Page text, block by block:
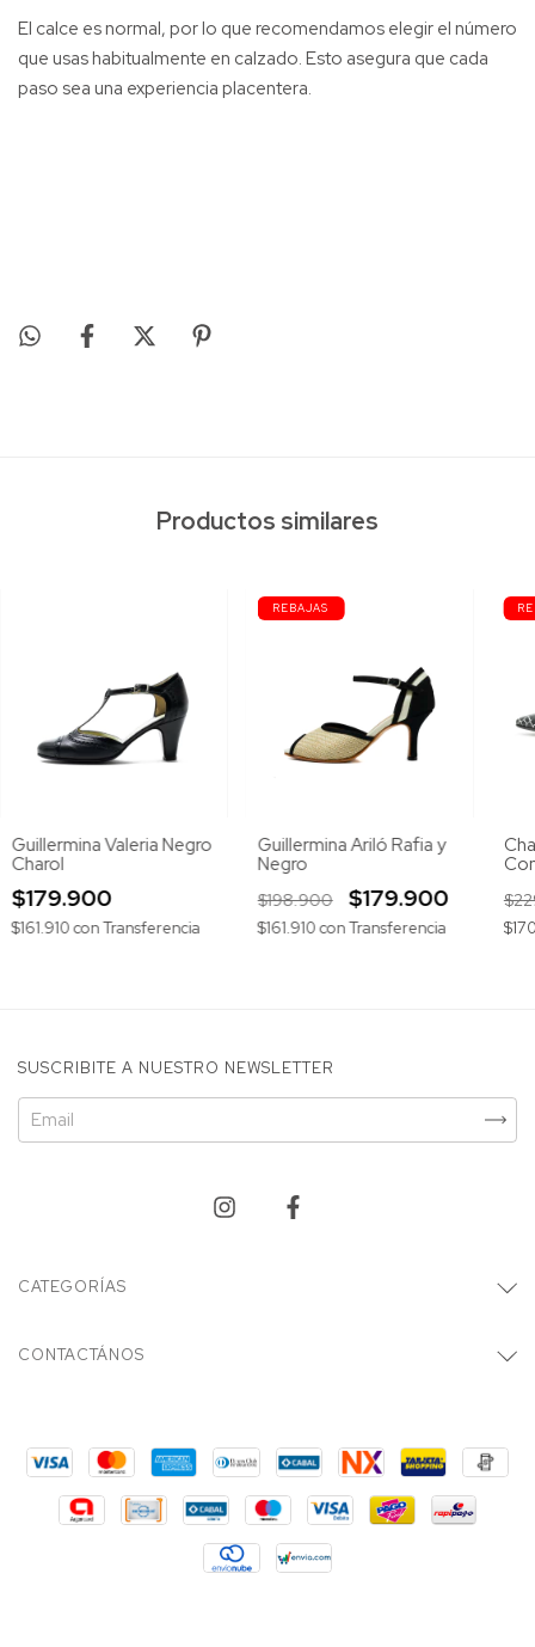
El calce es normal, por lo que recomendamos elegir el número
que usas habitualmente en calzado. Esto asegura que cada
paso sea una experiencia placentera.
Productos similares
Guillermina Valeria Negro
Charol
$179.900
$161.910con Transferencia
Guillermina Ariló Rafia y
Negro
$198.900 $179.900
$161.910con Transferencia
SUSCRIBITE A NUESTRO NEWSLETTER
CATEGORÍAS
CONTACTÁNOS